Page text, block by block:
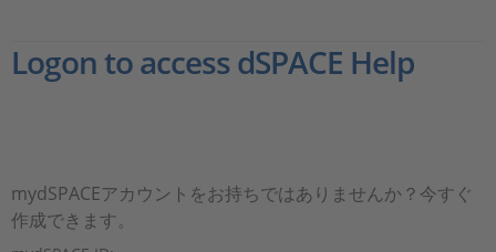
採用情報
Logon to access dSPACE Help
mydSPACEアカウントをお持ちではありませんか？今すぐ
作成できます。